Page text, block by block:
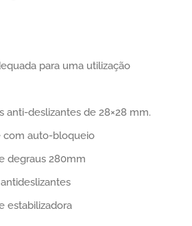
para uma utilização
anti-deslizantes de 28×28 mm.
com auto-bloqueio
degraus 280mm
estabilizadora